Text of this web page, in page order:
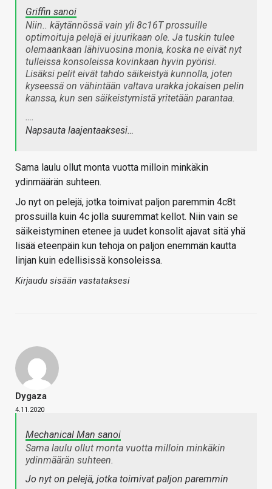
Griffin sanoi
Niin.. käytännössä vain yli 8c16T prossuille
optimoituja pelejä ei juurikaan ole. Ja tuskin tulee
olemaankaan lähivuosina monia, koska ne eivät nyt
tulleissa konsoleissa kovinkaan hyvin pyörisi.
Lisäksi pelit eivät tahdo säikeistyä kunnolla, joten
kyseessä on vähintään valtava urakka jokaisen pelin
kanssa, kun sen säikeistymistä yritetään parantaa.
….
Napsauta laajentaaksesi…
Sama laulu ollut monta vuotta milloin minkäkin
ydinmäärän suhteen.
Jo nyt on pelejä, jotka toimivat paljon paremmin 4c8t
prossuilla kuin 4c jolla suuremmat kellot. Niin vain se
säikeistyminen etenee ja uudet konsolit ajavat sitä yhä
lisää eteenpäin kun tehoja on paljon enemmän kautta
linjan kuin edellisissä konsoleissa.
Kirjaudu sisään vastataksesi
Dygaza
4.11.2020
Mechanical Man sanoi
Sama laulu ollut monta vuotta milloin minkäkin
ydinmäärän suhteen.
Jo nyt on pelejä, jotka toimivat paljon paremmin